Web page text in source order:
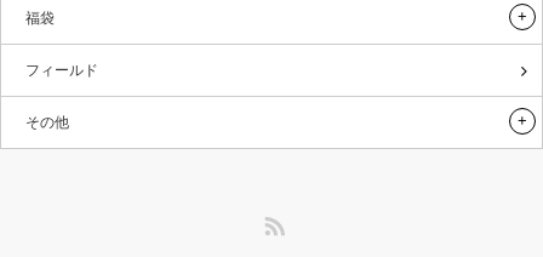
福袋
フィールド
その他